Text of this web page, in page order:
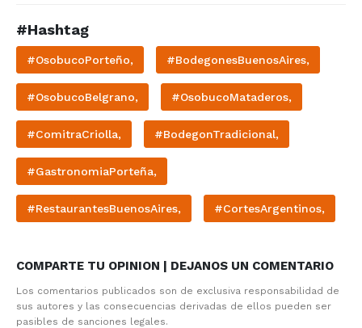
#Hashtag
#OsobucoPorteño, #BodegonesBuenosAires,
#OsobucoBelgrano, #OsobucoMataderos,
#ComitraCriolla, #BodegonTradicional,
#GastronomiaPorteña,
#RestaurantesBuenosAires, #CortesArgentinos,
COMPARTE TU OPINION | DEJANOS UN COMENTARIO
Los comentarios publicados son de exclusiva responsabilidad de
sus autores y las consecuencias derivadas de ellos pueden ser
pasibles de sanciones legales.